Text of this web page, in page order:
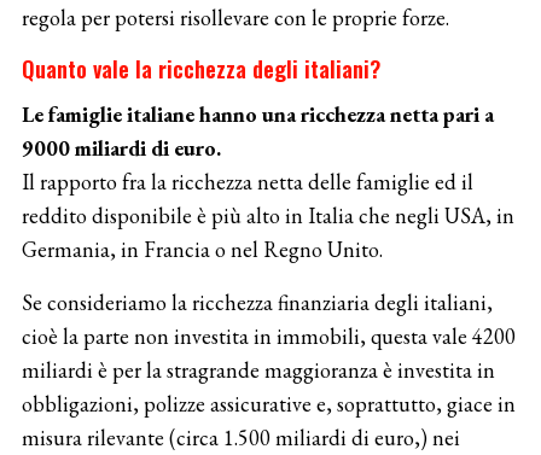
regola per potersi risollevare con le proprie forze.
Quanto vale la ricchezza degli italiani?
Le famiglie italiane hanno una ricchezza netta pari a
9000 miliardi di euro.
Il rapporto fra la ricchezza netta delle famiglie ed il
reddito disponibile è più alto in Italia che negli USA, in
Germania, in Francia o nel Regno Unito.
Se consideriamo la ricchezza finanziaria degli italiani,
cioè la parte non investita in immobili, questa vale 4200
miliardi è per la stragrande maggioranza è investita in
obbligazioni, polizze assicurative e, soprattutto, giace in
misura rilevante (circa 1.500 miliardi di euro,) nei